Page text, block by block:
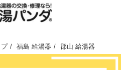
プ 福島 給湯器 郡山 給湯器